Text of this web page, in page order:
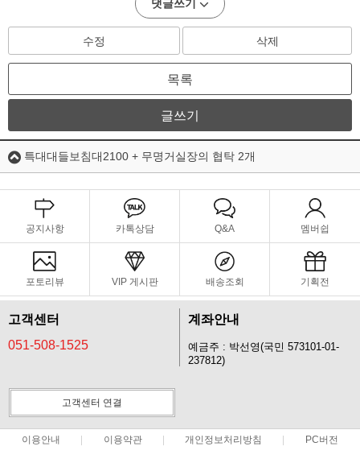
댓글쓰기
수정 삭제
목록
글쓰기
특대대들보침대2100 + 무명거실장의 협탁 2개
공지사항 카톡상담 Q&A 멤버쉽
포토리뷰 VIP 게시판 배송조회 기획전
고객센터
051-508-1525
계좌안내
예금주 : 박선영(국민 573101-01-
237812)
고객센터 연결
이용안내 이용약관 개인정보처리방침 PC버전